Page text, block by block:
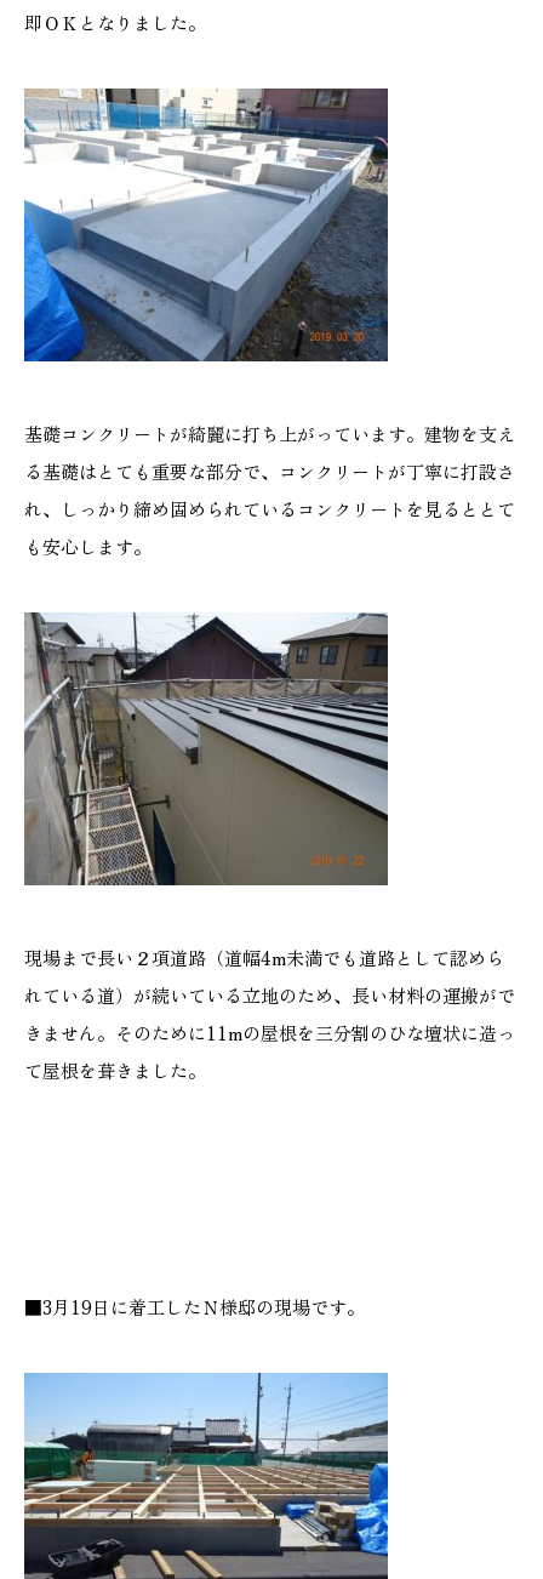
即ＯＫとなりました。
基礎コンクリートが綺麗に打ち上がっています。建物を支え
る基礎はとても重要な部分で、コンクリートが丁寧に打設さ
れ、しっかり締め固められているコンクリートを見るととて
も安心します。
現場まで長い２項道路（道幅4m未満でも道路として認めら
れている道）が続いている立地のため、長い材料の運搬がで
きません。そのために11mの屋根を三分割のひな壇状に造っ
て屋根を葺きました。
■3月19日に着工したＮ様邸の現場です。